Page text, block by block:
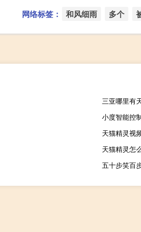
网络标签： 和风细雨 多个
三亚哪里有
小度智能控
天猫精灵视
天猫精灵怎
五十步笑百